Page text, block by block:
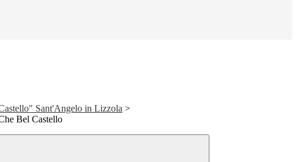
Sant'Angelo in Lizzola >
Bel Castello